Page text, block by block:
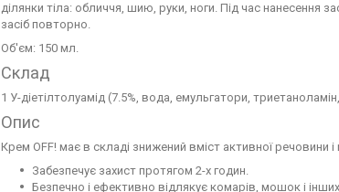
ділянки тіла: обличчя, шию, руки, ноги. Під час нанесення
засіб повторно.
Об'єм: 150 мл.
Склад
1 У-діетілтолуамід (7.5%, вода, емульгатори,
Опис
Крем ОFF! має в складі знижений вміст активної речовини
Забезпечує захист протягом 2-х годин.
Безпечно і ефективно відлякує комарів, мошок і